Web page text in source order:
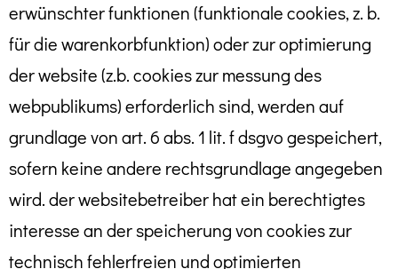
erwünschter funktionen (funktionale cookies, z. b.
für die warenkorbfunktion) oder zur optimierung
der website (z.b. cookies zur messung des
webpublikums) erforderlich sind, werden auf
grundlage von art. 6 abs. 1 lit. f dsgvo gespeichert,
sofern keine andere rechtsgrundlage angegeben
wird. der websitebetreiber hat ein berechtigtes
interesse an der speicherung von cookies zur
technisch fehlerfreien und optimierten